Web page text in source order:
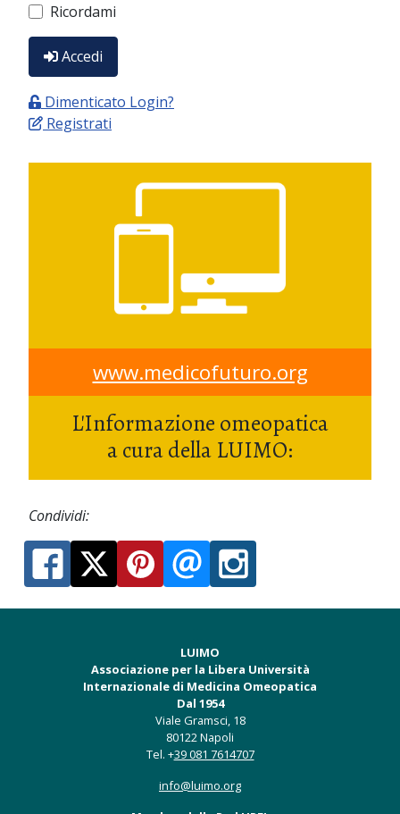
Ricordami
Accedi
Dimenticato Login?
Registrati
www.medicofuturo.org
L'Informazione omeopatica
a cura della LUIMO:
Condividi:
LUIMO
Associazione per la Libera Università
Internazionale di Medicina Omeopatica
Dal 1954
Viale Gramsci, 18
80122 Napoli
Tel. +39 081 7614707
info@luimo.org